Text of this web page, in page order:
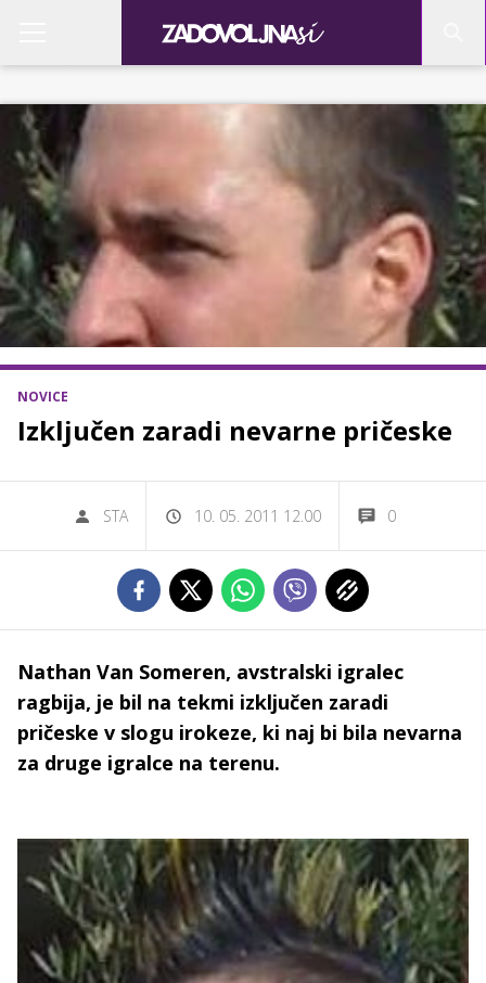
NOVICE
Izključen zaradi nevarne pričeske
STA 10. 05. 2011 12.00 0
Nathan Van Someren, avstralski igralec
ragbija, je bil na tekmi izključen zaradi
pričeske v slogu irokeze, ki naj bi bila nevarna
za druge igralce na terenu.